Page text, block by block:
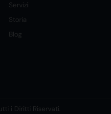
Servizi
Storia
Blog
i Diritti Riservati.